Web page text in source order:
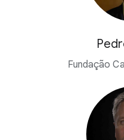
Fundação